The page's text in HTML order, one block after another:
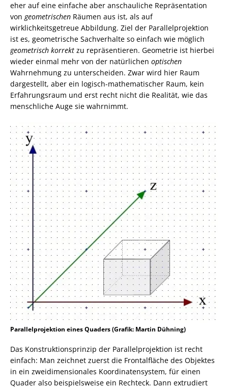
eher auf eine einfache aber anschauliche Repräsentation
von geometrischen Räumen aus ist, als auf
wirklichkeitsgetreue Abbildung. Ziel der Parallelprojektion
ist es, geometrische Sachverhalte so einfach wie möglich
geometrisch korrekt zu repräsentieren. Geometrie ist hierbei
wieder einmal mehr von der natürlichen optischen
Wahrnehmung zu unterscheiden. Zwar wird hier Raum
dargestellt, aber ein logisch-mathematischer Raum, kein
Erfahrungsraum und erst recht nicht die Realität, wie das
menschliche Auge sie wahrnimmt.
Parallelprojektion eines Quaders (Grafik: Martin Dühning)
Das Konstruktionsprinzip der Parallelprojektion ist recht
einfach: Man zeichnet zuerst die Frontalfläche des Objektes
in ein zweidimensionales Koordinatensystem, für einen
Quader also beispielsweise ein Rechteck. Dann extrudiert